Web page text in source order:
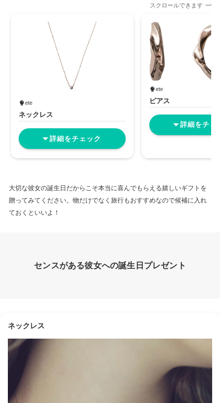
スクロールできます
ete
ネックレス
詳細をチェック
ete
ピアス
詳細をチェ
大切な彼女の誕生日だからこそ本当に喜んでもらえる嬉しいギフトを
贈ってみてください。物だけでなく旅行もおすすめなので候補に入れ
ておくといいよ！
センスがある彼女への誕生日プレゼント
ネックレス